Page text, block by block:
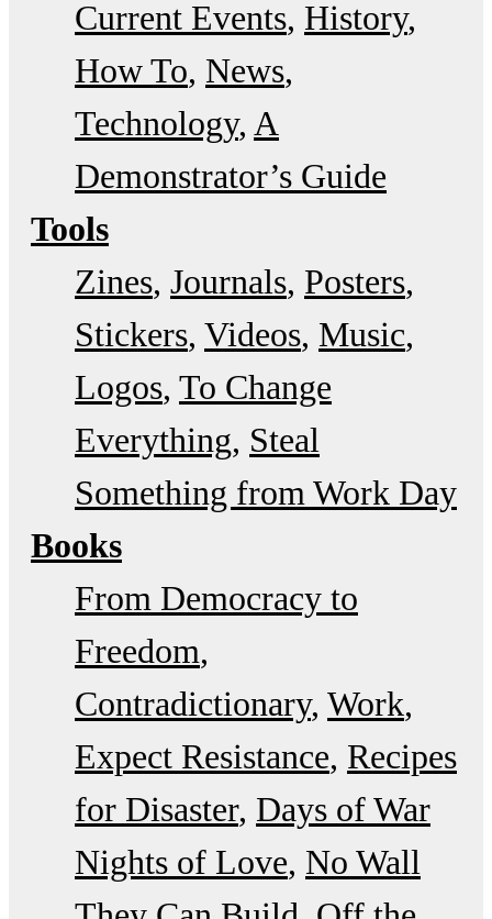
Current Events History
How To News
Technology A
Demonstrator’s Guide
Tools
Zines Journals Posters
Stickers Videos Music
Logos To Change
Everything Steal
Something from Work Day
Books
From Democracy to
Freedom
Contradictionary Work
Expect Resistance Recipes
for Disaster Days of War
Nights of Love No Wall